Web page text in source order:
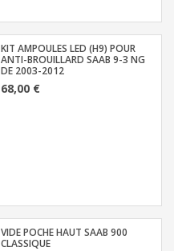
KIT AMPOULES LED (H9) POUR
ANTI-BROUILLARD SAAB 9-3 NG
DE 2003-2012
68,00 €
VIDE POCHE HAUT SAAB 900
CLASSIQUE